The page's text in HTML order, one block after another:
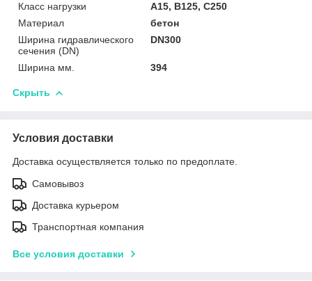
Класс нагрузки
A15, B125, C250
Материал
бетон
Ширина гидравлического
сечения (DN)
DN300
Ширина мм. 394
Скрыть
Условия доставки
Доставка осуществляется только по предоплате.
Самовывоз
Доставка курьером
Транспортная компания
Все условия доставки